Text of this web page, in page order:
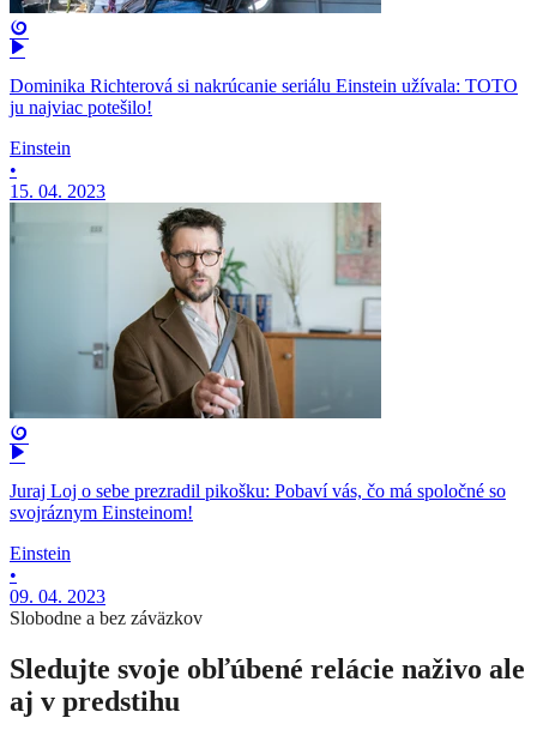
Dominika Richterová si nakrúcanie seriálu Einstein užívala: TOTO
ju najviac potešilo!
Einstein
•
15. 04. 2023
Juraj Loj o sebe prezradil pikošku: Pobaví vás, čo má spoločné so
svojráznym Einsteinom!
Einstein
•
09. 04. 2023
Slobodne a bez záväzkov
Sledujte svoje obľúbené relácie naživo ale
aj v predstihu